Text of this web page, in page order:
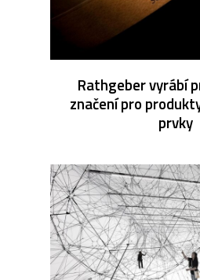
Rathgeber vyrábí
značení pro
prvky